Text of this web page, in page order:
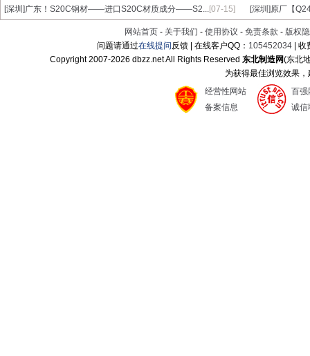
[深圳]广东！S20C钢材——进口S20C材质成分——S2...[07-15] [深圳]原厂【
网站首页 - 关于我们 - 使用协议 - 免责条款 - 版权
问题请通过在线提问反馈 | 在线客户QQ： 105452034 |
Copyright 2007-2026 dbzz.net All Rights Reserved东北制造网(东北
为获得最佳浏览效果
经营性网站
备案信息
百强
诚信